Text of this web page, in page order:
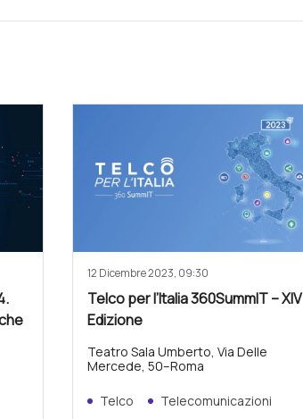
12 Dicembre 2023, 09:30
Telco per l’Italia 360SummIT – XIV
Edizione
Teatro Sala Umberto, Via Delle
Mercede, 50–Roma
Telco Telecomunicazioni